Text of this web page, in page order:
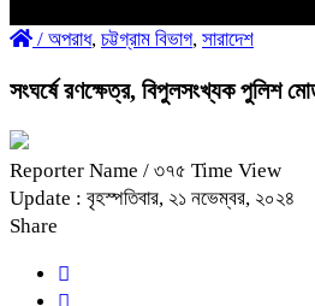
/ অপরাধ, চট্টগ্রাম বিভাগ, সারাদেশ
সংঘর্ষে রণক্ষেত্র, বিপুলসংখ্যক পুলিশ
Reporter Name / ৩৭৫ Time View
Update : বৃহস্পতিবার, ২১ নভেম্বর, ২০২৪
Share